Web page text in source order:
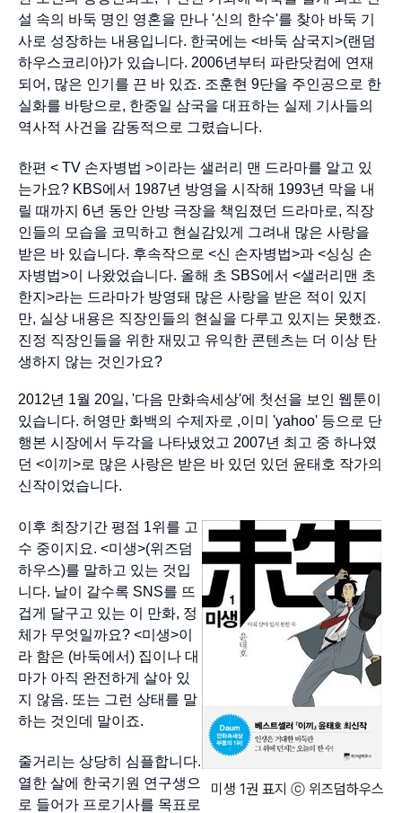
설 속의 바둑 명인 영혼을 만나 '신의 한수'를 찾아 바둑 기
사로 성장하는 내용입니다. 한국에는 <바둑 삼국지>(랜덤
하우스코리아)가 있습니다. 2006년부터 파란닷컴에 연재
되어, 많은 인기를 끈 바 있죠. 조훈현 9단을 주인공으로 한
실화를 바탕으로, 한중일 삼국을 대표하는 실제 기사들의
역사적 사건을 감동적으로 그렸습니다.
한편 < TV 손자병법 >이라는 샐러리 맨 드라마를 알고 있
는가요? KBS에서 1987년 방영을 시작해 1993년 막을 내
릴 때까지 6년 동안 안방 극장을 책임졌던 드라마로, 직장
인들의 모습을 코믹하고 현실감있게 그려내 많은 사랑을
받은 바 있습니다. 후속작으로 <신 손자병법>과 <싱싱 손
자병법>이 나왔었습니다. 올해 초 SBS에서 <샐러리맨 초
한지>라는 드라마가 방영돼 많은 사랑을 받은 적이 있지
만, 실상 내용은 직장인들의 현실을 다루고 있지는 못했죠.
진정 직장인들을 위한 재밌고 유익한 콘텐츠는 더 이상 탄
생하지 않는 것인가요?
2012년 1월 20일, '다음 만화속세상'에 첫선을 보인 웹툰이
있습니다. 허영만 화백의 수제자로 ,이미 'yahoo' 등으로 단
행본 시장에서 두각을 나타냈었고 2007년 최고 중 하나였
던 <이끼>로 많은 사랑은 받은 바 있던 있던 윤태호 작가의
신작이었습니다.
미생 1권 표지 ⓒ 위즈덤하우스
이후 최장기간 평점 1위를 고
수 중이지요. <미생>(위즈덤
하우스)를 말하고 있는 것입
니다. 날이 갈수록 SNS를 뜨
겁게 달구고 있는 이 만화, 정
체가 무엇일까요? <미생>이
라 함은 (바둑에서) 집이나 대
마가 아직 완전하게 살아 있
지 않음. 또는 그런 상태를 말
하는 것인데 말이죠.
줄거리는 상당히 심플합니다.
열한 살에 한국기원 연구생으
로 들어가 프로기사를 목표로